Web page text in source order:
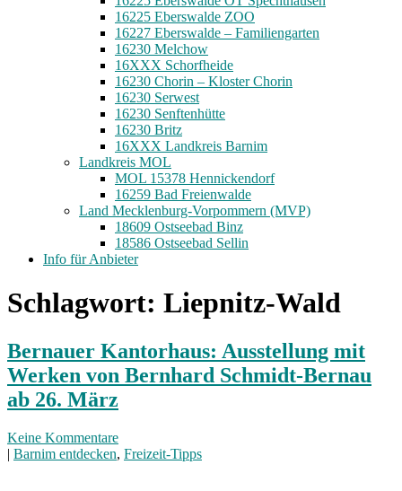
16225 Eberswalde ZOO
16227 Eberswalde – Familiengarten
16230 Melchow
16XXX Schorfheide
16230 Chorin – Kloster Chorin
16230 Serwest
16230 Senftenhütte
16230 Britz
16XXX Landkreis Barnim
Landkreis MOL
MOL 15378 Hennickendorf
16259 Bad Freienwalde
Land Mecklenburg-Vorpommern (MVP)
18609 Ostseebad Binz
18586 Ostseebad Sellin
Info für Anbieter
Schlagwort: Liepnitz-Wald
Bernauer Kantorhaus: Ausstellung mit
Werken von Bernhard Schmidt-Bernau
ab 26. März
Keine Kommentare
| Barnim entdecken, Freizeit-Tipps